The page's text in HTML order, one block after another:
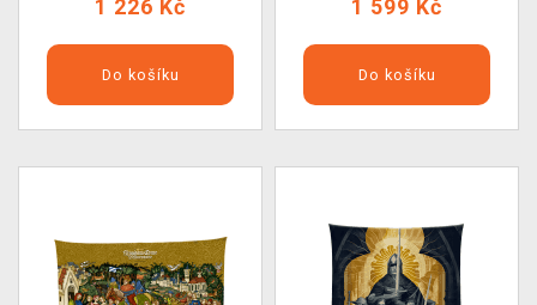
1 226 Kč
Do košíku
1 599 Kč
Do košíku